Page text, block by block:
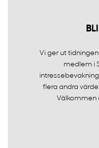
Vi ger ut
medlem i
flera andra
Välkommen